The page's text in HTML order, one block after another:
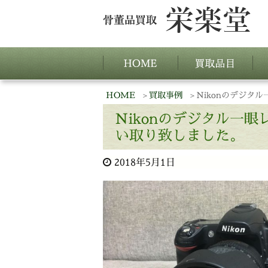
HOME 買取事例 Nikonのデジタル
Nikonのデジタル一眼
い取り致しました。
2018年5月1日